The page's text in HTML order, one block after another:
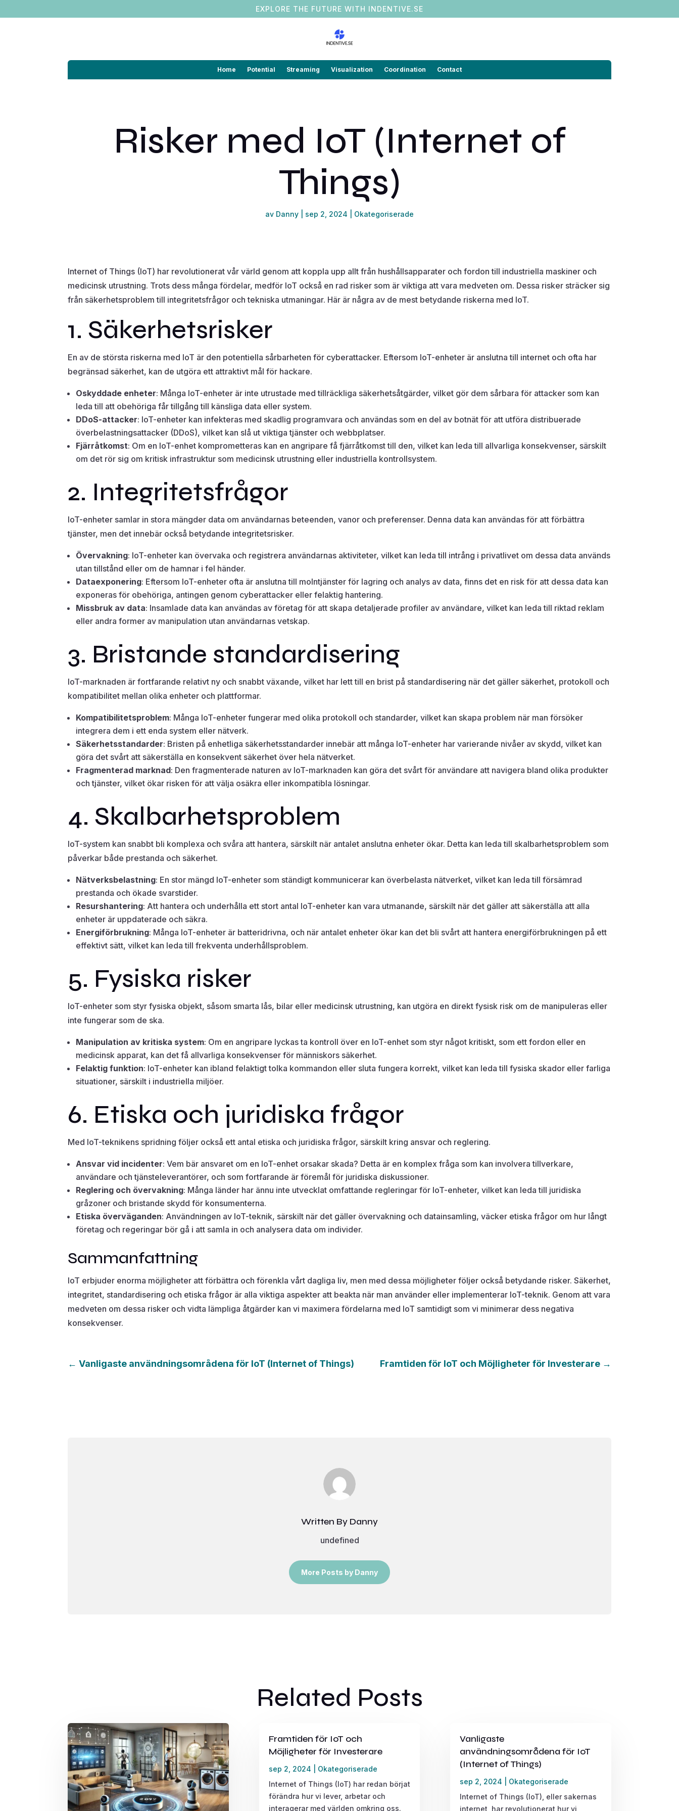
EXPLORE THE FUTURE WITH INDENTIVE.SE
Home Potential Streaming Visualization Coordination Contact
Risker med IoT (Internet of
Things)
av Danny sep 2, 2024 Okategoriserade
Internet of Things (IoT) har revolutionerat vår värld genom att koppla upp allt från hushållsapparater och fordon till industriella maskiner och
medicinsk utrustning. Trots dess många fördelar, medför IoT också en rad risker som är viktiga att vara medveten om. Dessa risker sträcker sig
från säkerhetsproblem till integritetsfrågor och tekniska utmaningar. Här är några av de mest betydande riskerna med IoT.
1. Säkerhetsrisker
En av de största riskerna med IoT är den potentiella sårbarheten för cyberattacker. Eftersom IoT-enheter är anslutna till internet och ofta har
begränsad säkerhet, kan de utgöra ett attraktivt mål för hackare.
Oskyddade enheter: Många IoT-enheter är inte utrustade med tillräckliga säkerhetsåtgärder, vilket gör dem sårbara för attacker som kan
leda till att obehöriga får tillgång till känsliga data eller system.
DDoS-attacker: IoT-enheter kan infekteras med skadlig programvara och användas som en del av botnät för att utföra distribuerade
överbelastningsattacker (DDoS), vilket kan slå ut viktiga tjänster och webbplatser.
Fjärråtkomst: Om en IoT-enhet komprometteras kan en angripare få fjärråtkomst till den, vilket kan leda till allvarliga konsekvenser, särskilt
om det rör sig om kritisk infrastruktur som medicinsk utrustning eller industriella kontrollsystem.
2. Integritetsfrågor
IoT-enheter samlar in stora mängder data om användarnas beteenden, vanor och preferenser. Denna data kan användas för att förbättra
tjänster, men det innebär också betydande integritetsrisker.
Övervakning: IoT-enheter kan övervaka och registrera användarnas aktiviteter, vilket kan leda till intrång i privatlivet om dessa data används
utan tillstånd eller om de hamnar i fel händer.
Dataexponering: Eftersom IoT-enheter ofta är anslutna till molntjänster för lagring och analys av data, finns det en risk för att dessa data kan
exponeras för obehöriga, antingen genom cyberattacker eller felaktig hantering.
Missbruk av data: Insamlade data kan användas av företag för att skapa detaljerade profiler av användare, vilket kan leda till riktad reklam
eller andra former av manipulation utan användarnas vetskap.
3. Bristande standardisering
IoT-marknaden är fortfarande relativt ny och snabbt växande, vilket har lett till en brist på standardisering när det gäller säkerhet, protokoll och
kompatibilitet mellan olika enheter och plattformar.
Kompatibilitetsproblem: Många IoT-enheter fungerar med olika protokoll och standarder, vilket kan skapa problem när man försöker
integrera dem i ett enda system eller nätverk.
Säkerhetsstandarder: Bristen på enhetliga säkerhetsstandarder innebär att många IoT-enheter har varierande nivåer av skydd, vilket kan
göra det svårt att säkerställa en konsekvent säkerhet över hela nätverket.
Fragmenterad marknad: Den fragmenterade naturen av IoT-marknaden kan göra det svårt för användare att navigera bland olika produkter
och tjänster, vilket ökar risken för att välja osäkra eller inkompatibla lösningar.
4. Skalbarhetsproblem
IoT-system kan snabbt bli komplexa och svåra att hantera, särskilt när antalet anslutna enheter ökar. Detta kan leda till skalbarhetsproblem som
påverkar både prestanda och säkerhet.
Nätverksbelastning: En stor mängd IoT-enheter som ständigt kommunicerar kan överbelasta nätverket, vilket kan leda till försämrad
prestanda och ökade svarstider.
Resurshantering: Att hantera och underhålla ett stort antal IoT-enheter kan vara utmanande, särskilt när det gäller att säkerställa att alla
enheter är uppdaterade och säkra.
Energiförbrukning: Många IoT-enheter är batteridrivna, och när antalet enheter ökar kan det bli svårt att hantera energiförbrukningen på ett
effektivt sätt, vilket kan leda till frekventa underhållsproblem.
5. Fysiska risker
IoT-enheter som styr fysiska objekt, såsom smarta lås, bilar eller medicinsk utrustning, kan utgöra en direkt fysisk risk om de manipuleras eller
inte fungerar som de ska.
Manipulation av kritiska system: Om en angripare lyckas ta kontroll över en IoT-enhet som styr något kritiskt, som ett fordon eller en
medicinsk apparat, kan det få allvarliga konsekvenser för människors säkerhet.
Felaktig funktion: IoT-enheter kan ibland felaktigt tolka kommandon eller sluta fungera korrekt, vilket kan leda till fysiska skador eller farliga
situationer, särskilt i industriella miljöer.
6. Etiska och juridiska frågor
Med IoT-teknikens spridning följer också ett antal etiska och juridiska frågor, särskilt kring ansvar och reglering.
Ansvar vid incidenter: Vem bär ansvaret om en IoT-enhet orsakar skada? Detta är en komplex fråga som kan involvera tillverkare,
användare och tjänsteleverantörer, och som fortfarande är föremål för juridiska diskussioner.
Reglering och övervakning: Många länder har ännu inte utvecklat omfattande regleringar för IoT-enheter, vilket kan leda till juridiska
gråzoner och bristande skydd för konsumenterna.
Etiska överväganden: Användningen av IoT-teknik, särskilt när det gäller övervakning och datainsamling, väcker etiska frågor om hur långt
företag och regeringar bör gå i att samla in och analysera data om individer.
Sammanfattning
IoT erbjuder enorma möjligheter att förbättra och förenkla vårt dagliga liv, men med dessa möjligheter följer också betydande risker. Säkerhet,
integritet, standardisering och etiska frågor är alla viktiga aspekter att beakta när man använder eller implementerar IoT-teknik. Genom att vara
medveten om dessa risker och vidta lämpliga åtgärder kan vi maximera fördelarna med IoT samtidigt som vi minimerar dess negativa
konsekvenser.
←Vanligaste användningsområdena för IoT (Internet of Things) Framtiden för IoT och Möjligheter för Investerare→
Written By Danny
undefined
More Posts by Danny
Related Posts
Framtiden för IoT och
Möjligheter för Investerare
sep 2, 2024
Okategoriserade
Internet of Things (IoT) har redan börjat
förändra hur vi lever, arbetar och
interagerar med världen omkring oss.
Vanligaste
användningsområdena för IoT
(Internet of Things)
sep 2, 2024
Okategoriserade
Internet of Things (IoT), eller sakernas
internet, har revolutionerat hur vi